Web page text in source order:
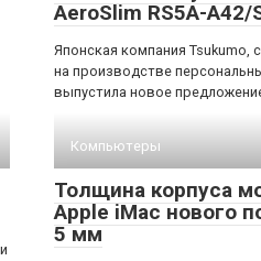
AeroSlim RS5A-A42/
Японская компания Tsukumo,
на производстве
выпустила новое
Компьютеры
Толщина корпуса
Apple iMac нового
5 мм